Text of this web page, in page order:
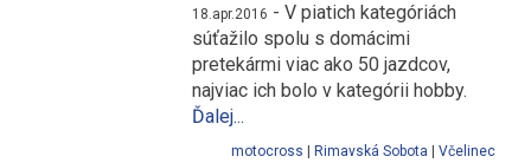
18.apr.2016 - V piatich kategóriách
súťažilo spolu s domácimi
pretekármi viac ako 50 jazdcov,
najviac ich bolo v kategórii hobby.
Ďalej...
motocross Rimavská Sobota Včelinec